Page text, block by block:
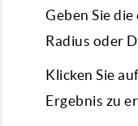
Geben Sie
Radius oder
Klicken Sie
Ergebnis zu